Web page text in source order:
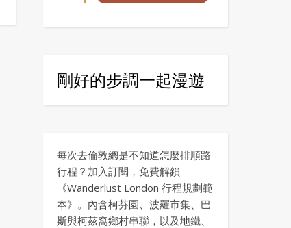
剛好的步調一起漫遊
每次去倫敦總是不知道怎麼排順路
行程？加入訂閱，免費解鎖
《Wanderlust London 行程規劃範
本》。內含柯芬園、波羅市集、巴
斯與柯茲窩鄉村串聯，以及地鐵、